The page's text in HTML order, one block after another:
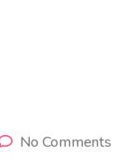
No Comments